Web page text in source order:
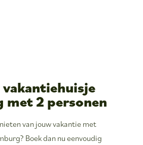
met 2 personen
van jouw vakantie met
Boek dan nu eenvoudig